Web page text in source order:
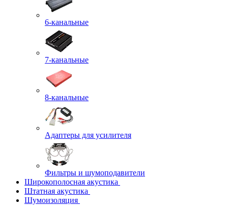
6-канальные
7-канальные
8-канальные
Адаптеры для усилителя
Фильтры и шумоподавители
Широкополосная акустика
Штатная акустика
Шумоизоляция